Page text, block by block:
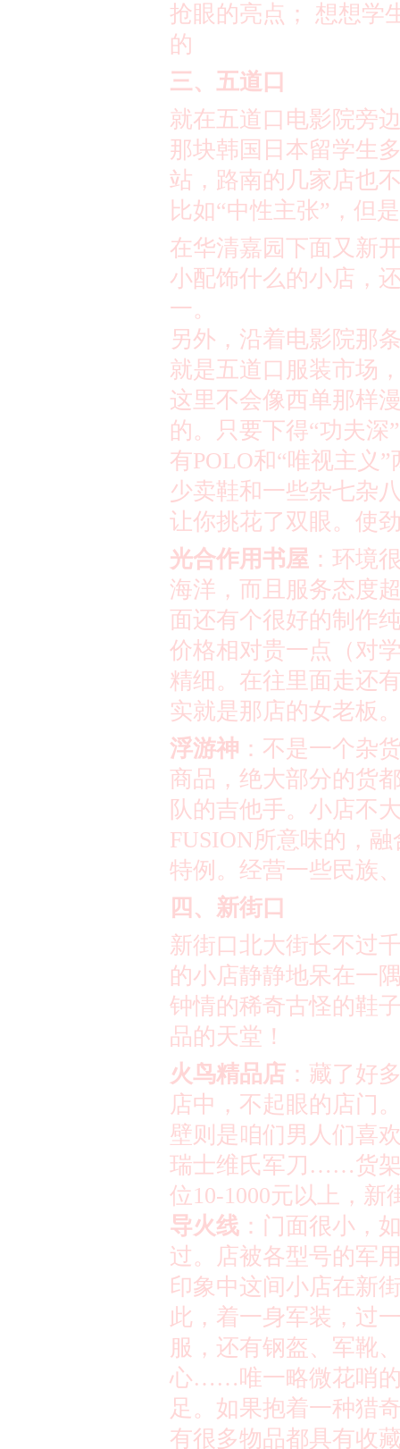
抢眼的亮点；
想想学
的
三、五道口
就在五道口电影院旁
那块韩国日本留学生
站，路南的几家店也
比如“中性主张” ，但
在华清嘉园下面又新
小配饰什么的小店，
一。
另外，沿着电影院那
就是五道口服装市场
这里不会像西单那样
的。只要下得“功夫深”
有POLO和“唯视主义 ”
少卖鞋和一些杂七杂
让你挑花了双眼。使
光合作用书屋 ：环境
海洋，而且服务态度
面还有个很好的制作
价格相对贵一点（对
精细。在往里面走还
实就是那店的
浮游神 ：不是一个杂
商品，绝大部分的货
队的吉他手。小店不
FUSION所意味的，
特例。经营一些民族
四、新街口
新街口北大街长不过
的小店静静地呆在一
钟情的稀奇古怪的鞋
品的天堂！
火鸟精品店 ：藏了好
店中，不起眼的店门
壁则是咱们男人们喜
瑞士维氏军刀 ……货
位10-1000元以上，新
导火线 ：门面很小，
过。店被各型号的军
印象中这间小店在新
此，着一身军装，过
服，还有钢盔、军靴
心……唯一略微花哨
足。如果抱着一种猎
有很多物品都具有收